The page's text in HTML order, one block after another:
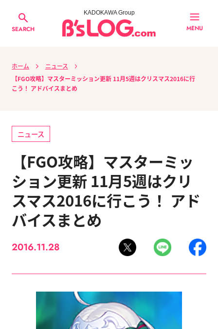
SEARCH
KADOKAWA Group
MENU
ホーム
ニュース
【FGO攻略】マスターミッション更新 11月5週はクリスマス2016に行
こう！ アドバイスまとめ
ニュース
【FGO攻略】マスターミッ
ション更新 11月5週はクリ
スマス2016に行こう！ アド
バイスまとめ
2016.11.28